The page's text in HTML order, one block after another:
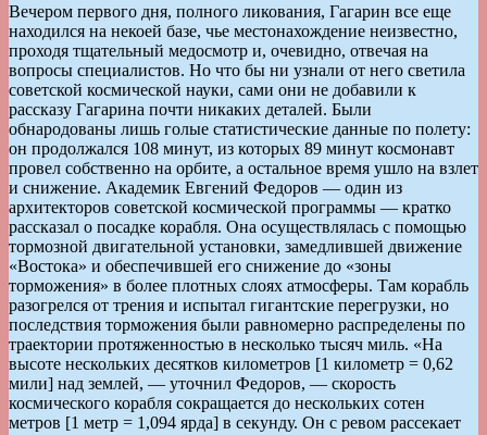
Вечером первого дня, полного ликования, Гагарин все еще
находился на некоей базе, чье местонахождение неизвестно,
проходя тщательный медосмотр и, очевидно, отвечая на
вопросы специалистов. Но что бы ни узнали от него светила
советской космической науки, сами они не добавили к
рассказу Гагарина почти никаких деталей. Были
обнародованы лишь голые статистические данные по полету:
он продолжался 108 минут, из которых 89 минут космонавт
провел собственно на орбите, а остальное время ушло на взлет
и снижение. Академик Евгений Федоров — один из
архитекторов советской космической программы — кратко
рассказал о посадке корабля. Она осуществлялась с помощью
тормозной двигательной установки, замедлившей движение
«Востока» и обеспечившей его снижение до «зоны
торможения» в более плотных слоях атмосферы. Там корабль
разогрелся от трения и испытал гигантские перегрузки, но
последствия торможения были равномерно распределены по
траектории протяженностью в несколько тысяч миль. «На
высоте нескольких десятков километров [1 километр = 0,62
мили] над землей, — уточнил Федоров, — скорость
космического корабля сокращается до нескольких сотен
метров [1 метр = 1,094 ярда] в секунду. Он с ревом рассекает